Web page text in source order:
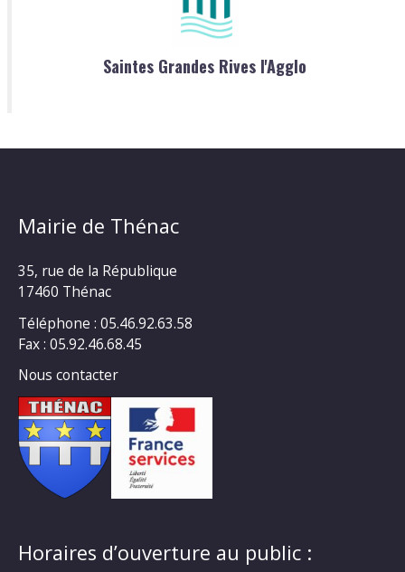
Saintes Grandes Rives l'Agglo
Mairie de Thénac
35, rue de la République
17460 Thénac
Téléphone : 05.46.92.63.58
Fax : 05.92.46.68.45
Nous contacter
Horaires d’ouverture au public :